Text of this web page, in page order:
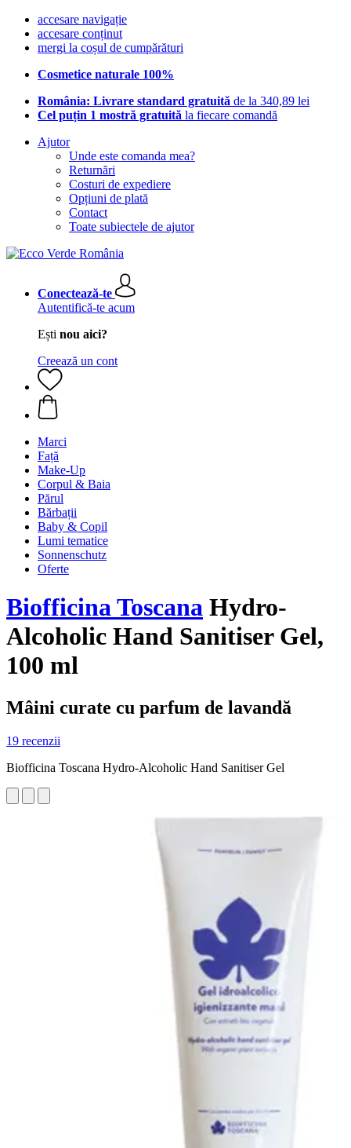
accesare navigație
accesare conținut
mergi la coșul de cumpărături
Cosmetice naturale 100%
România: Livrare standard gratuită de la 340,89 lei
Cel puțin 1 mostră gratuită la fiecare comandă
Ajutor
Unde este comanda mea?
Returnări
Costuri de expediere
Opțiuni de plată
Contact
Toate subiectele de ajutor
Conectează-te
Autentifică-te acum
Ești nou aici?
Creează un cont
Marci
Față
Make-Up
Corpul & Baia
Părul
Bărbații
Baby & Copil
Lumi tematice
Sonnenschutz
Oferte
Biofficina Toscana Hydro-
Alcoholic Hand Sanitiser Gel,
100 ml
Mâini curate cu parfum de lavandă
19 recenzii
Biofficina Toscana Hydro-Alcoholic Hand Sanitiser Gel